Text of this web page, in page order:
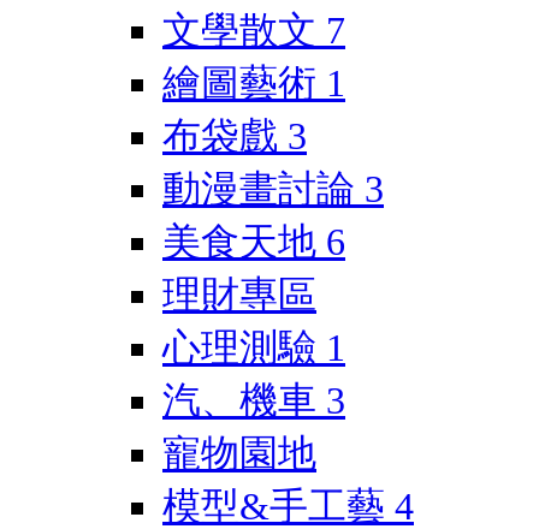
文學散文 7
繪圖藝術 1
布袋戲 3
動漫畫討論 3
美食天地 6
理財專區
心理測驗 1
汽、機車 3
寵物園地
模型&手工藝 4